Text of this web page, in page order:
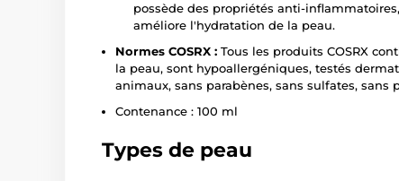
possède des propriétés anti-
améliore l'hydratation de la peau.
Normes COSRX : Tous les produits COSRX
la peau, sont hypoallergéniques, testés
animaux, sans parabènes, sans sulfates, sans
Contenance : 100 ml
Types de peau